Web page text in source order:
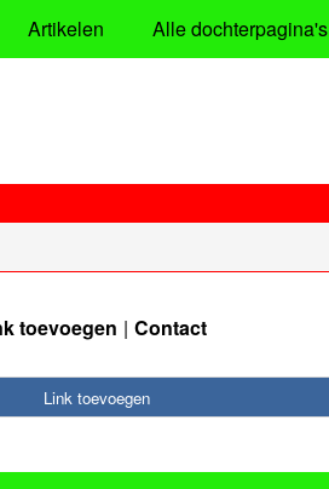
Artikelen Alle dochterpagina's
toevoegen Contact
Link toevoegen